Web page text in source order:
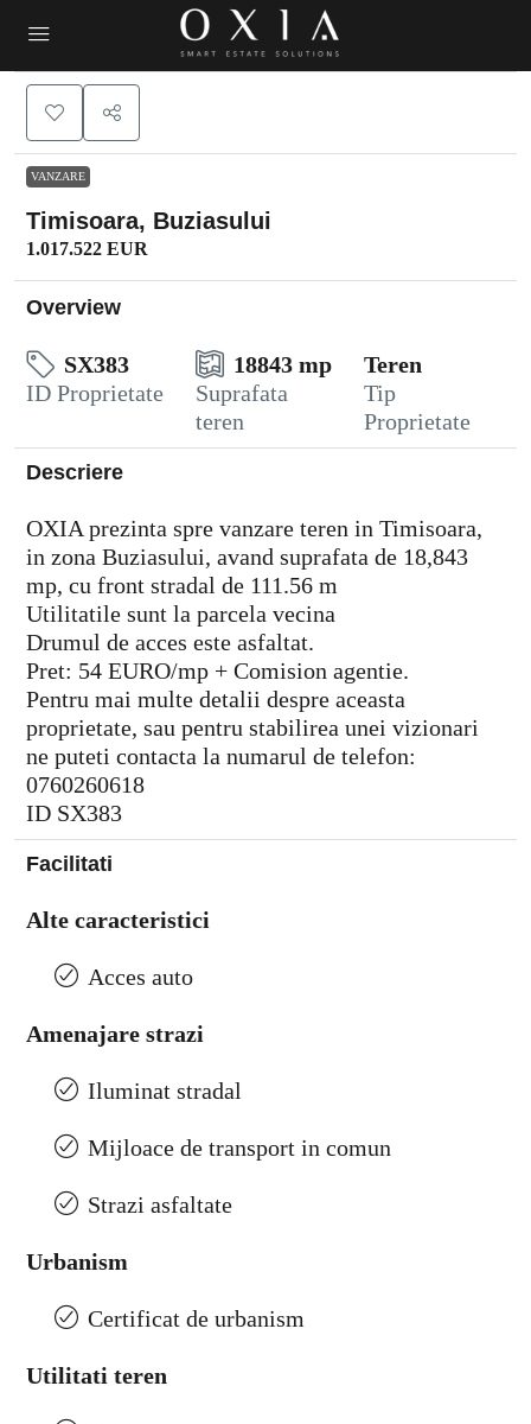
VANZARE
Timisoara, Buziasului
1.017.522 EUR
Overview
SX383
ID Proprietate
18843 mp
Suprafata
teren
Teren
Tip
Proprietate
Descriere
OXIA prezinta spre vanzare teren in Timisoara,
in zona Buziasului, avand suprafata de 18,843
mp, cu front stradal de 111.56 m
Utilitatile sunt la parcela vecina
Drumul de acces este asfaltat.
Pret: 54 EURO/mp + Comision agentie.
Pentru mai multe detalii despre aceasta
proprietate, sau pentru stabilirea unei vizionari
ne puteti contacta la numarul de telefon:
0760260618
ID SX383
Facilitati
Alte caracteristici
Acces auto
Amenajare strazi
Iluminat stradal
Mijloace de transport in comun
Strazi asfaltate
Urbanism
Certificat de urbanism
Utilitati teren